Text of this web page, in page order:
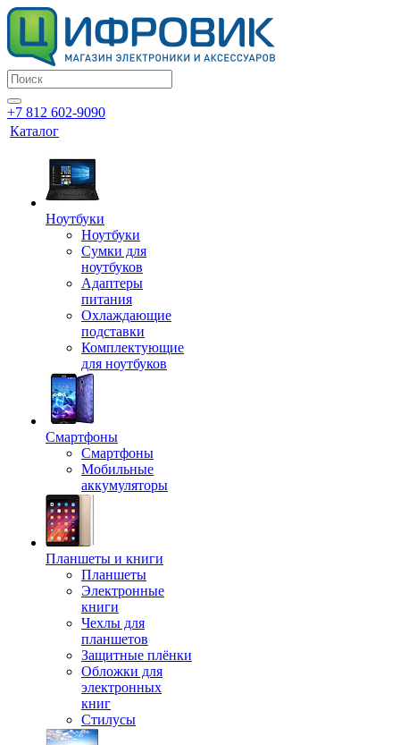
+7 812 602-9090
Каталог
Ноутбуки
Ноутбуки
Сумки для
ноутбуков
Адаптеры
питания
Охлаждающие
подставки
Комплектующие
для ноутбуков
Смартфоны
Смартфоны
Мобильные
аккумуляторы
Планшеты и книги
Планшеты
Электронные
книги
Чехлы для
планшетов
Защитные плёнки
Обложки для
электронных
книг
Стилусы